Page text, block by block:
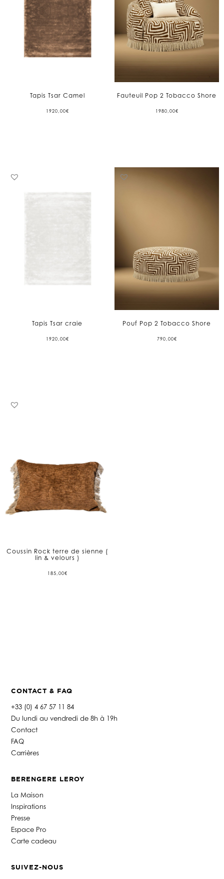
Tapis Tsar Camel
1920,00€
Fauteuil Pop 2 Tobacco Shore
1980,00€
Tapis Tsar craie
1920,00€
Pouf Pop 2 Tobacco Shore
790,00€
Coussin Rock terre de sienne (
lin & velours )
185,00€
CONTACT & FAQ
+33 (0) 4 67 57 11 84
Du lundi au vendredi de 8h à 19h
Contact
FAQ
Carrières
BERENGERE LEROY
La Maison
Inspirations
Presse
Espace Pro
Carte cadeau
SUIVEZ-NOUS